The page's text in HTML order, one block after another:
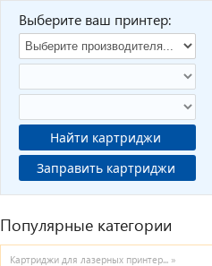
Выберите ваш принтер:
Найти картриджи
Заправить картриджи
Популярные категории
Картриджи для лазерных принтер... »